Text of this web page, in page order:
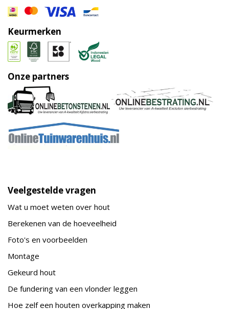
Keurmerken
Onze partners
Veelgestelde vragen
Wat u moet weten over hout
Berekenen van de hoeveelheid
Foto's en voorbeelden
Montage
Gekeurd hout
De fundering van een vlonder leggen
Hoe zelf een houten overkapping maken